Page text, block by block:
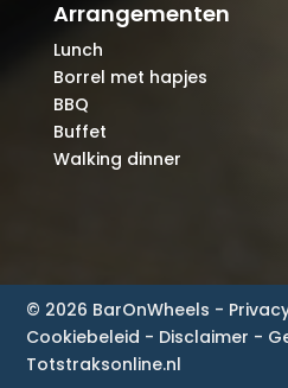
Arrangementen
Lunch
Borrel met hapjes
BBQ
Buffet
Walking dinner
© 2026 BarOnWheels -
Cookiebeleid - Disclaimer -
Totstraksonline.nl